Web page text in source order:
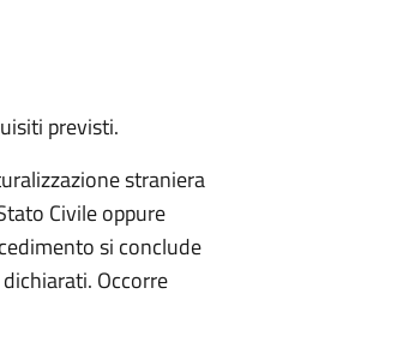
previsti.
straniera
Civile oppure
si conclude
Occorre